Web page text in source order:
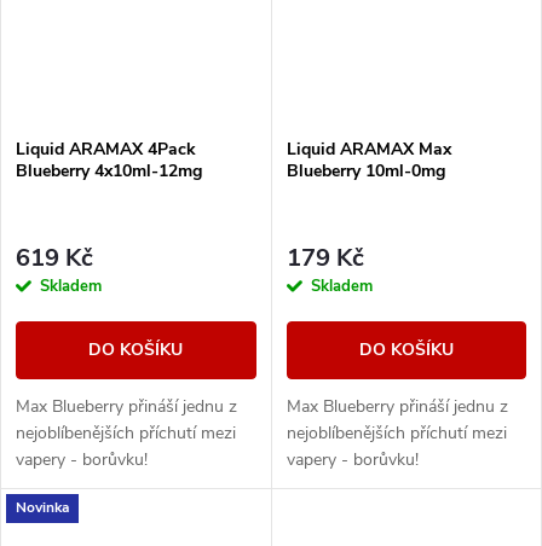
Liquid ARAMAX 4Pack
Blueberry 4x10ml-12mg
619 Kč
Skladem
DO KOŠÍKU
Max Blueberry přináší jednu z
nejoblíbenějších příchutí mezi
vapery - borůvku!
Liquid ARAMAX Max
Blueberry 10ml-0mg
179 Kč
Skladem
DO KOŠÍKU
Max Blueberry přináší jednu z
nejoblíbenějších příchutí mezi
vapery - borůvku!
Novinka